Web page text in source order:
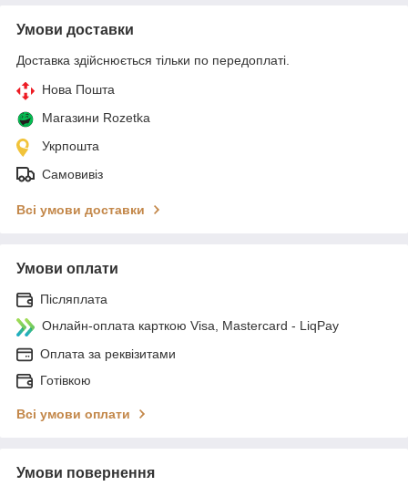
Умови доставки
Доставка здійснюється тільки по передоплаті.
Нова Пошта
Магазини Rozetka
Укрпошта
Самовивіз
Всі умови доставки
Умови оплати
Післяплата
Онлайн-оплата карткою Visa, Mastercard - LiqPay
Оплата за реквізитами
Готівкою
Всі умови оплати
Умови повернення